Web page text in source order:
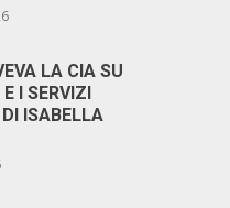
LA CIA SU
I SERVIZI
ISABELLA